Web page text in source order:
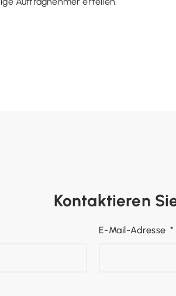
Kontaktieren
E-Mail-Adresse